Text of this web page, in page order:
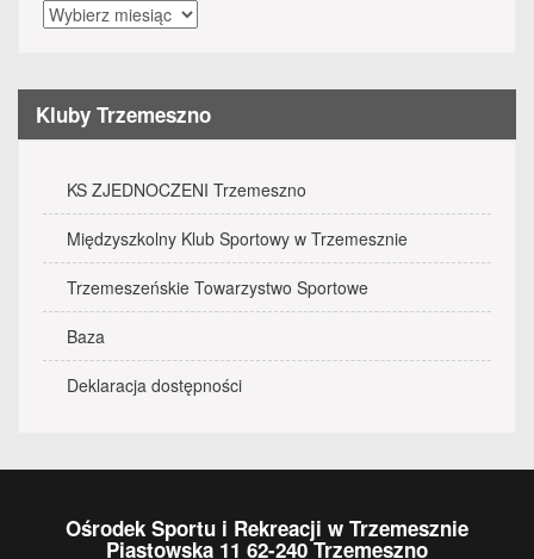
Archiwalne
wydarzenia
Kluby Trzemeszno
KS ZJEDNOCZENI Trzemeszno
Międzyszkolny Klub Sportowy w Trzemesznie
Trzemeszeńskie Towarzystwo Sportowe
Baza
Deklaracja dostępności
Ośrodek Sportu i Rekreacji w Trzemesznie
Piastowska 11 62-240 Trzemeszno